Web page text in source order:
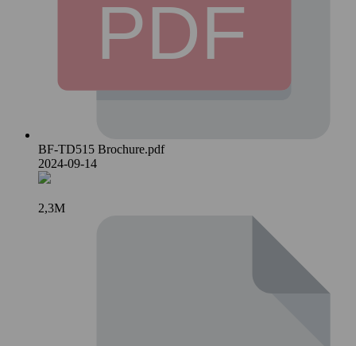
BF-TD515 Brochure.pdf
2024-09-14
2,3M